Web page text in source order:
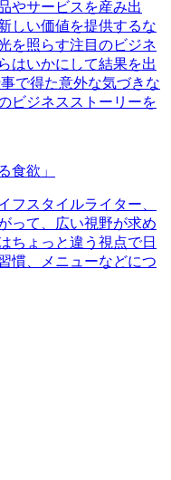
やサービスを産み出
しい価値を提供するな
を照らす注目のビジネ
はいかにして結果を出
で得た意外な気づきな
ビジネスストーリーを
食欲」
フスタイルライター、
って、広い視野が求め
ちょっと違う視点で日
慣、メニューなどにつ